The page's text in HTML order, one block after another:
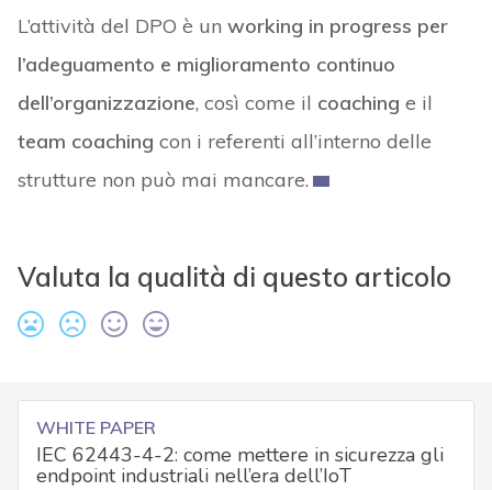
L’attività del DPO è un working in progress per
l’adeguamento e miglioramento continuo
dell’organizzazione, così come il coaching e il
team coaching con i referenti all’interno delle
strutture non può mai mancare.
Valuta la qualità di questo articolo
WHITE PAPER
IEC 62443-4-2: come mettere in sicurezza gli
endpoint industriali nell’era dell’IoT